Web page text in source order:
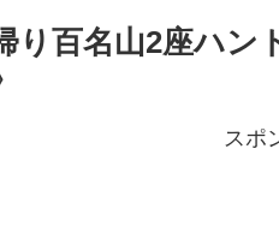
り百名山2座ハン
スポ